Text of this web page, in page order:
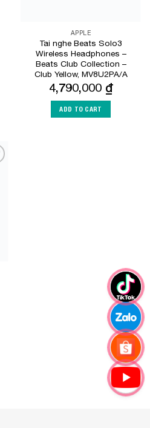
APPLE
Tai nghe Beats Solo3
Wireless Headphones –
Beats Club Collection –
Club Yellow, MV8U2PA/A
4,790,000 ₫
ADD TO CART